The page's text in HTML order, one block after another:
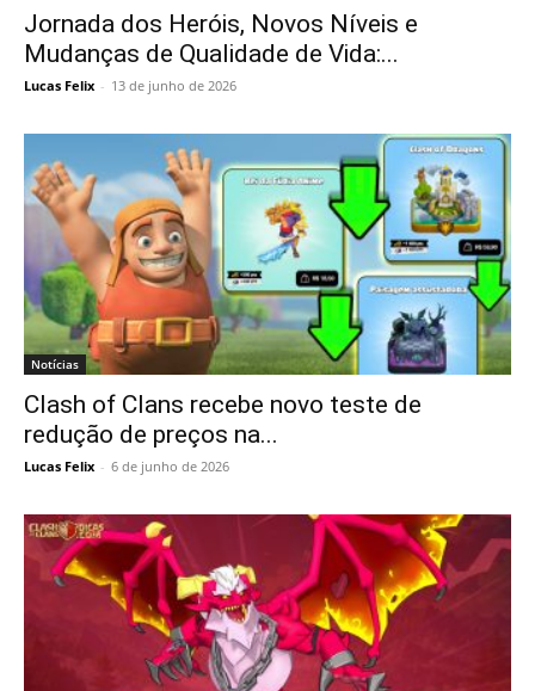
Jornada dos Heróis, Novos Níveis e
Mudanças de Qualidade de Vida:...
Lucas Felix - 13 de junho de 2026
Notícias
Clash of Clans recebe novo teste de
redução de preços na...
Lucas Felix - 6 de junho de 2026